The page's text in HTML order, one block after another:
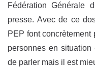
Fédération Générale
presse. Avec de ce
PEP font concrètement
personnes en
de parler mais il est